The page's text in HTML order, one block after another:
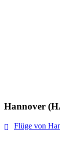
Hannover
Flüge von